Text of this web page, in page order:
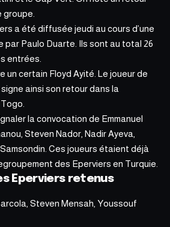
groupe.
a été diffusée jeudi au cours d’une
Paulo Duarte. Ils sont au total 26
entrées.
un certain Floyd Ayité. Le joueur de
ainsi son retour dans la
la convocation de Emmanuel
Steven Nador, Nadir Ayeva,
Ces joueurs étaient déjà
des Eperviers en Turquie.
Eperviers retenus
Steven Mensah, Youssouf